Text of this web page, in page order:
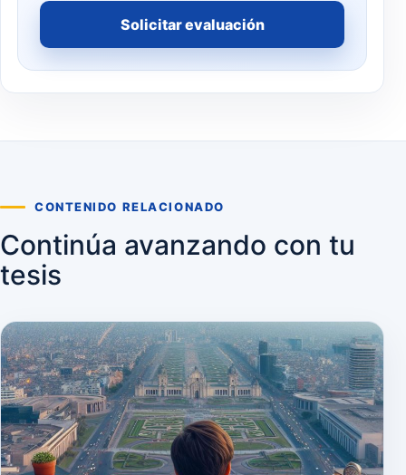
Solicitar evaluación
CONTENIDO RELACIONADO
Continúa avanzando con tu
tesis